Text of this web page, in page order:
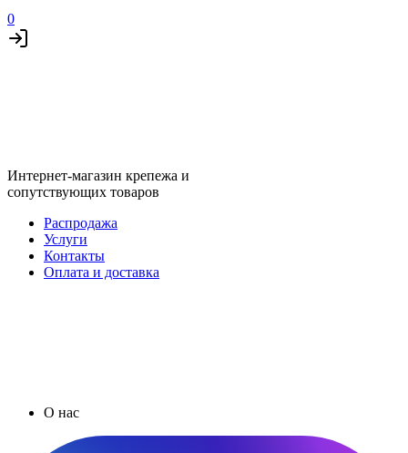
0
Интернет-магазин крепежа и
сопутствующих товаров
Распродажа
Услуги
Контакты
Оплата и доставка
О нас